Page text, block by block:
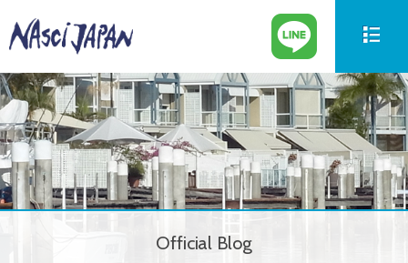
New Boat
新艇情報
Used Boat
中古艇情報
Parts
パーツ情報
Official Blog